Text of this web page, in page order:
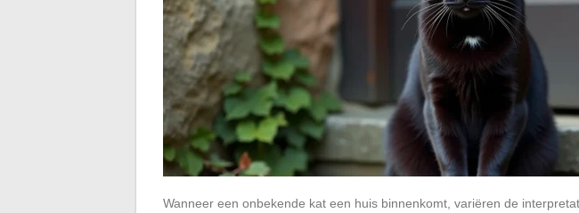
Wanneer een onbekende kat een huis binnenkomt, variëren de